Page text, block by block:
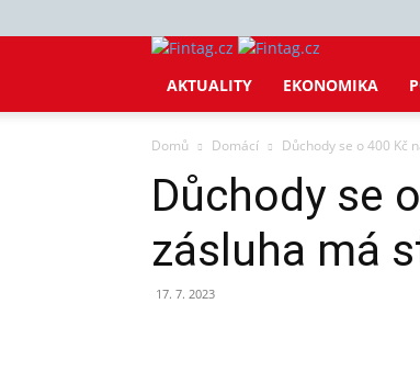
AKTUALITY EKONOMIKA
Domů Domácí Důchody se o 400 Kč
Důchody se
zásluha má
17. 7. 2023